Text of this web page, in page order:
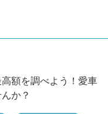
額を調べよう！愛車
か？